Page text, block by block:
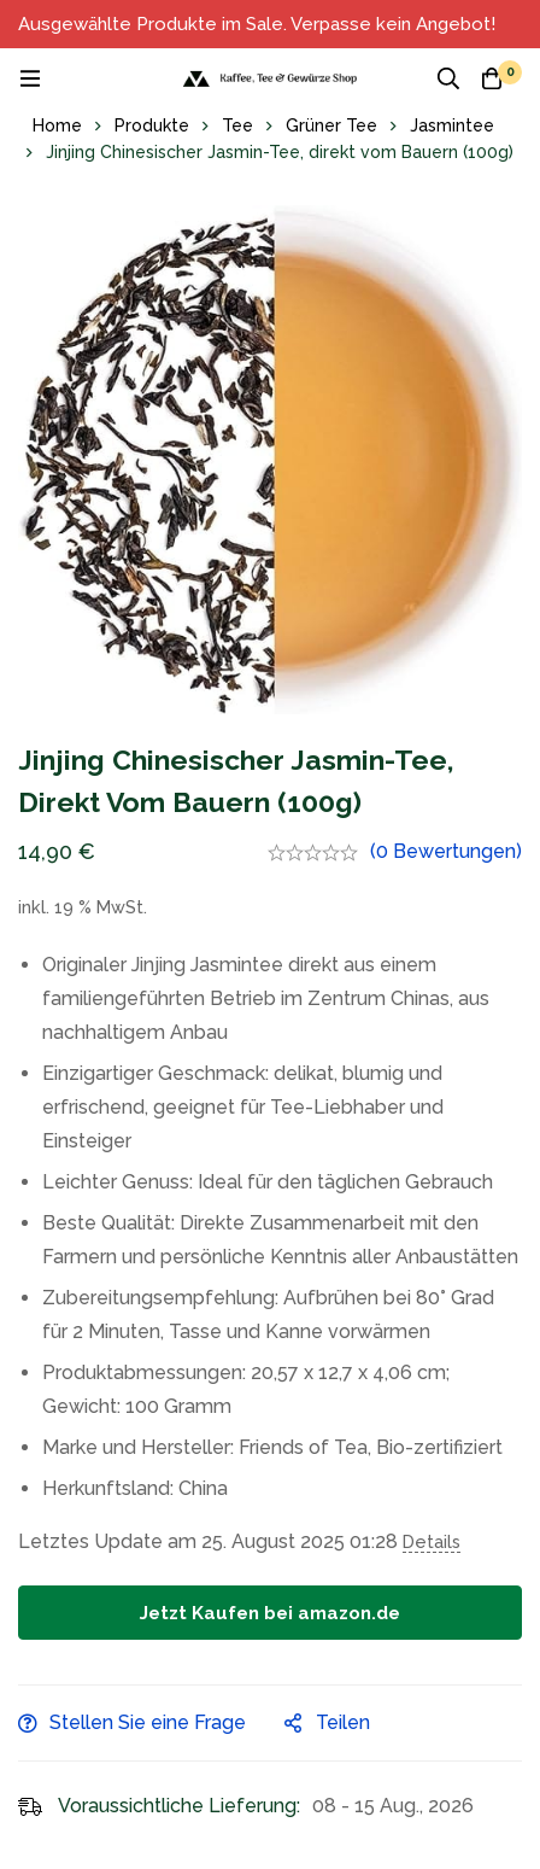
Ausgewählte Produkte im Sale. Verpasse kein Angebot!
0
Home Produkte Tee Grüner Tee
Jasmintee
Jinjing Chinesischer Jasmin-Tee, direkt vom Bauern (100g)
Jinjing Chinesischer Jasmin-Tee,
Direkt Vom Bauern (100g)
14,90 € (0 Bewertungen)
inkl. 19 % MwSt.
Originaler Jinjing Jasmintee direkt aus einem
familiengeführten Betrieb im Zentrum Chinas, aus
nachhaltigem Anbau
Einzigartiger Geschmack: delikat, blumig und
erfrischend, geeignet für Tee-Liebhaber und
Einsteiger
Leichter Genuss: Ideal für den täglichen Gebrauch
Beste Qualität: Direkte Zusammenarbeit mit den
Farmern und persönliche Kenntnis aller Anbaustätten
Zubereitungsempfehlung: Aufbrühen bei 80° Grad
für 2 Minuten, Tasse und Kanne vorwärmen
Produktabmessungen: 20,57 x 12,7 x 4,06 cm;
Gewicht: 100 Gramm
Marke und Hersteller: Friends of Tea, Bio-zertifiziert
Herkunftsland: China
Letztes Update am 25. August 2025 01:28 Details
Jetzt Kaufen bei amazon.de
Stellen Sie eine Frage Teilen
Voraussichtliche Lieferung: 08 - 15 Aug., 2026